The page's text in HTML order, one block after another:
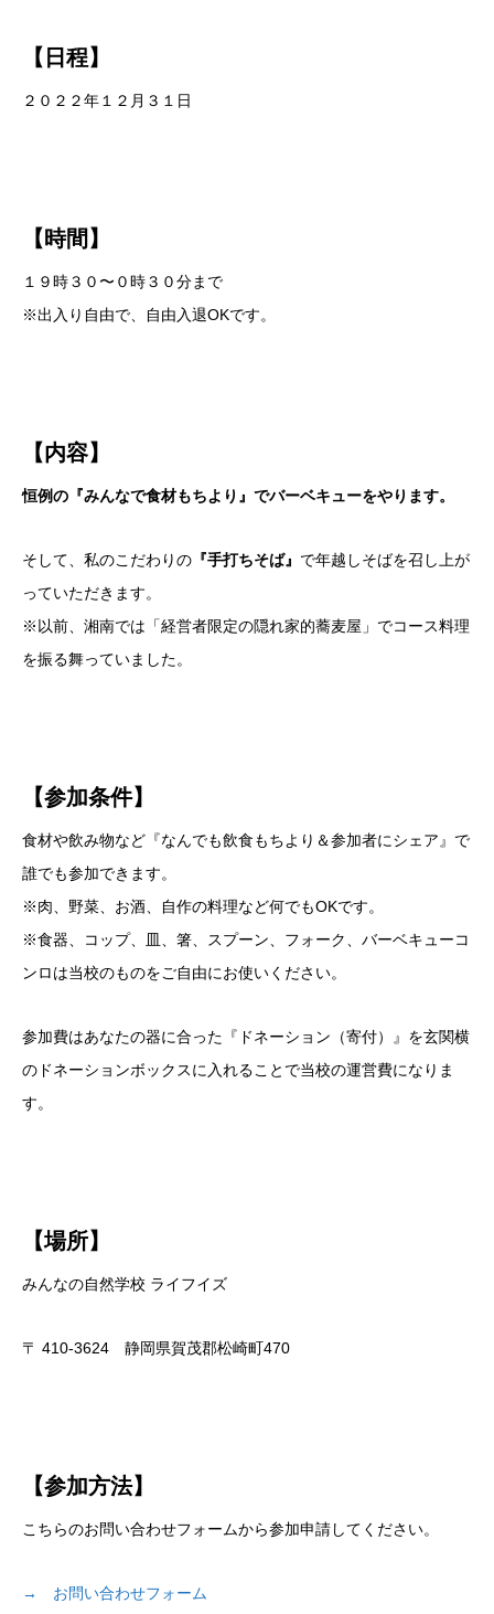
【日程】
２０２２年１２月３１日
【時間】
１９時３０〜０時３０分まで
※出入り自由で、自由入退OKです。
【内容】
恒例の『みんなで食材もちより』でバーベキューをやります。
そして、私のこだわりの 『手打ちそば』 で年越しそばを召し上が
っていただきます。
※以前、湘南では「経営者限定の隠れ家的蕎麦屋」でコース料理
を振る舞っていました。
【参加条件】
食材や飲み物など『なんでも飲食もちより＆参加者にシェア』で
誰でも参加できます。
※肉、野菜、お酒、自作の料理など何でもOKです。
※食器、コップ、皿、箸、スプーン、フォーク、バーベキューコ
ンロは当校のものをご自由にお使いください。
参加費はあなたの器に合った『ドネーション（寄付）』を玄関横
のドネーションボックスに入れることで当校の運営費になりま
す。
【場所】
みんなの自然学校 ライフイズ
〒 410-3624 静岡県賀茂郡松崎町470
【参加方法】
こちらのお問い合わせフォームから参加申請してください。
→ お問い合わせフォーム